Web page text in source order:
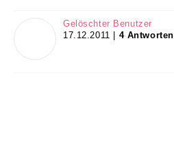
Gelöschter Benutzer
17.12.2011 | 4 Antworten
AGB & Impressum